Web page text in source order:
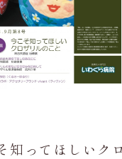
知ってほしいク